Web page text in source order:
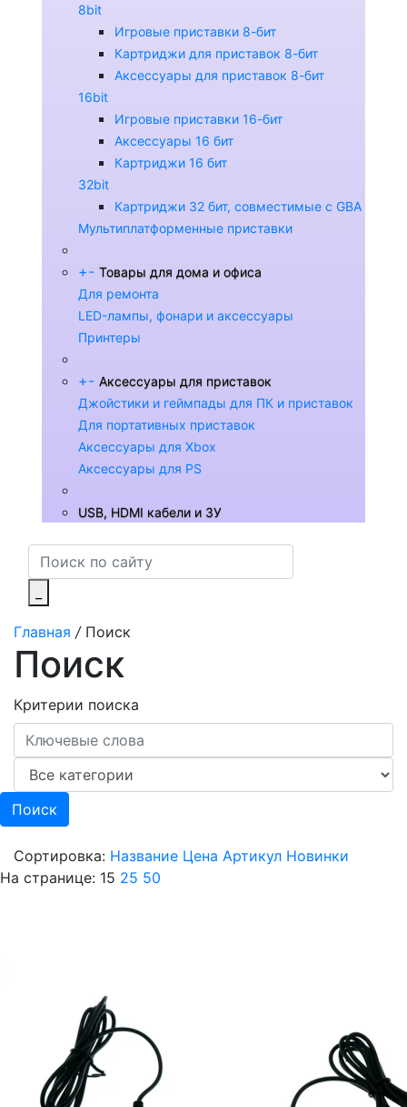
8bit
Игровые приставки 8-бит
Картриджи для приставок 8-бит
Аксессуары для приставок 8-бит
16bit
Игровые приставки 16-бит
Аксессуары 16 бит
Картриджи 16 бит
32bit
Картриджи 32 бит, совместимые с GBA
Мультиплатформенные приставки
+- Товары для дома и офиса
Для ремонта
LED-лампы, фонари и аксессуары
Принтеры
+- Аксессуары для приставок
Джойстики и геймпады для ПК и приставок
Для портативных приставок
Аксессуары для Xbox
Аксессуары для PS
USB, HDMI кабели и ЗУ
Главная / Поиск
Поиск
Критерии поиска
Сортировка: Название Цена Артикул Новинки
На странице: 15 25 50